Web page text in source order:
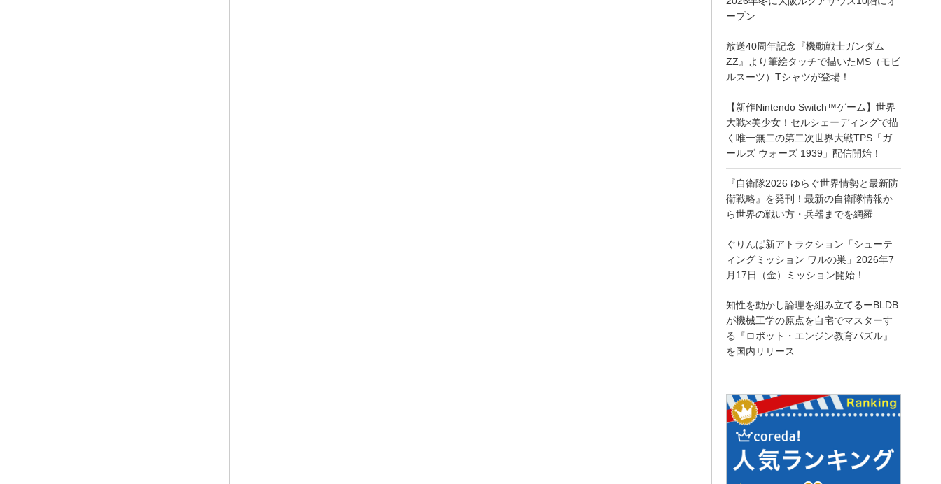
ープン
放送40周年記念『機動戦士ガンダム
ZZ』より筆絵タッチで描いたMS（モビ
ルスーツ）Tシャツが登場！
【新作Nintendo Switch™ゲーム】世界
大戦×美少女！セルシェーディングで描
く唯一無二の第二次世界大戦TPS「ガ
ールズ ウォーズ 1939」配信開始！
『自衛隊2026 ゆらぐ世界情勢と最新防
衛戦略』を発刊！最新の自衛隊情報か
ら世界の戦い方・兵器までを網羅
ぐりんぱ新アトラクション「シューテ
ィングミッション ワルの巣」2026年7
月17日（金）ミッション開始！
知性を動かし論理を組み立てるーBLDB
が機械工学の原点を自宅でマスターす
る『ロボット・エンジン教育パズル』
を国内リリース